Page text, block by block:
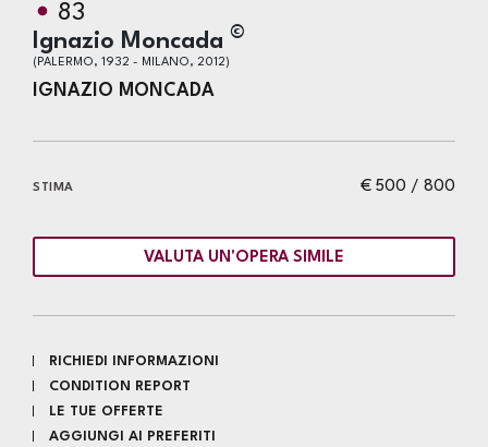
83
Ignazio Moncada ©
(PALERMO, 1932 - MILANO, 2012)
IGNAZIO MONCADA
€ 500 / 800
STIMA
VALUTA UN'OPERA SIMILE
RICHIEDI INFORMAZIONI
CONDITION REPORT
LE TUE OFFERTE
AGGIUNGI AI PREFERITI